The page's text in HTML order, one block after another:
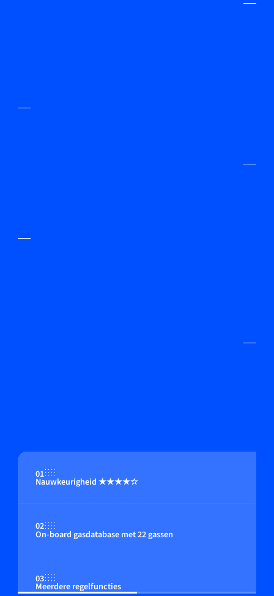
01
Nauwkeurigheid ★★★★☆
02
On-board gasdatabase met 22 gassen
03
Meerdere regelfuncties